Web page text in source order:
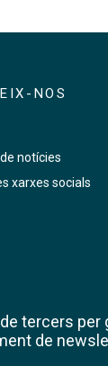
NOS
notícies
xarxes socials
tercers
de